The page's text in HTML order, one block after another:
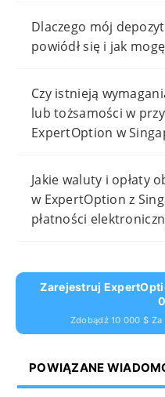
Dlaczego mój
powiódł się i jak
Czy istnieją
lub tożsamości w
ExpertOption w
Jakie waluty i opłaty
w ExpertOption z
płatności
Zarejestruj
Zdobądź 10 000 $
POWIĄZANE